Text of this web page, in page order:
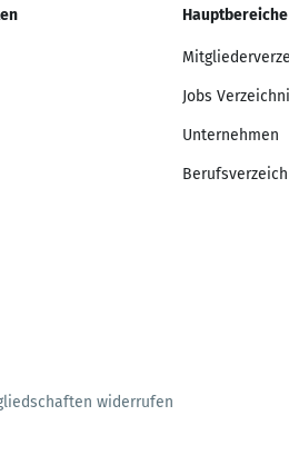
Hauptbereiche
Jobs
Unternehmen
widerrufen